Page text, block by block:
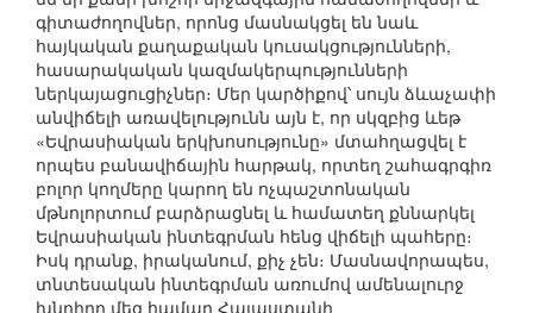
գիտաժողովներ, որոնց մասնակցել են նաև
հայկական քաղաքական կուսակցությունների,
հասարակական կազմակերպությունների
ներկայացուցիչներ։ Մեր կարծիքով՝ սույն ձևաչափի
անվիճելի առավելությունն այն է, որ սկզբից ևեթ
«Եվրասիական երկխոսությունը» մտահղացվել է
որպես բանավիճային հարթակ, որտեղ շահագրգիռ
բոլոր կողմերը կարող են ոչպաշտոնական
մթնոլորտում բարձրացնել և համատեղ քննարկել
Եվրասիական ինտեգրման հենց վիճելի պահերը։
Իսկ դրանք, իրականում, քիչ չեն։ Մասնավորապես,
տնտեսական ինտեգրման առումով ամենալուրջ
խնդիրը մեզ համար Հայաստանի